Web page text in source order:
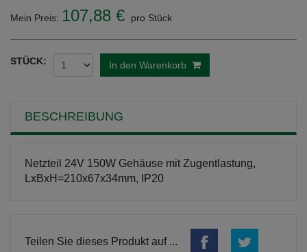
Mein Preis: 107,88 € pro Stück
STÜCK: In den Warenkorb
BESCHREIBUNG
Netzteil 24V 150W Gehäuse mit Zugentlastung,
LxBxH=210x67x34mm, IP20
Teilen Sie dieses Produkt auf ...